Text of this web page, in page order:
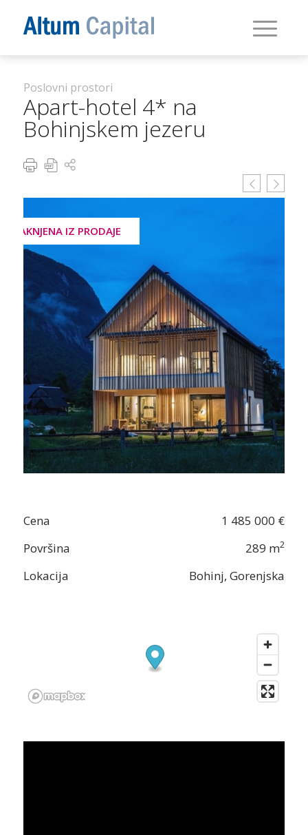
Poslovni prostori
Apart-hotel 4* na
Bohinjskem jezeru
UMAKNJENA IZ PRODAJE
Cena
1 485 000 €
Površina
289 m2
Lokacija Bohinj, Gorenjska